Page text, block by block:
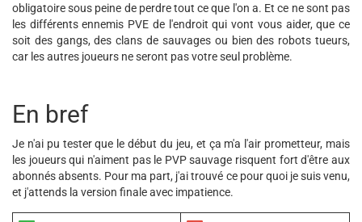
obligatoire sous peine de perdre tout ce que l'on a. Et ce ne sont pas
les différents ennemis PVE de l'endroit qui vont vous aider, que ce
soit des gangs, des clans de sauvages ou bien des robots tueurs,
car les autres joueurs ne seront pas votre seul problème.
En bref
Je n'ai pu tester que le début du jeu, et ça m'a l'air prometteur, mais
les joueurs qui n'aiment pas le PVP sauvage risquent fort d'être aux
abonnés absents. Pour ma part, j'ai trouvé ce pour quoi je suis venu,
et j'attends la version finale avec impatience.